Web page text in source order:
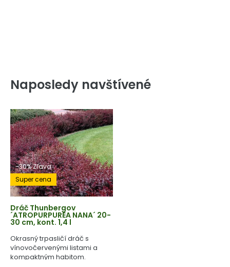
Naposledy navštívené
-30% Zľava
Super cena
Dráč Thunbergov
´ATROPURPUREA NANA´ 20-
30 cm, kont. 1,4 l
Okrasný trpasličí dráč s
vínovočervenými listami a
kompaktným habitom.